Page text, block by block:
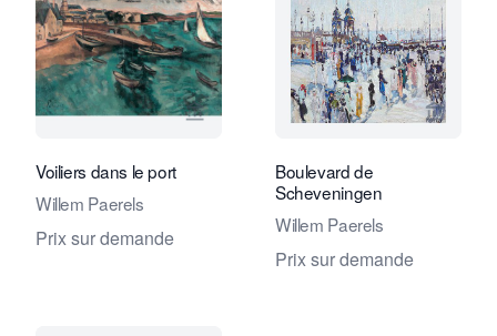
Voir la page vendeur de Studio 2000
Voiliers dans le port
Willem Paerels
Prix sur demande
Voir la
Boulevard de
Scheveningen
Willem Paerels
Prix sur demande